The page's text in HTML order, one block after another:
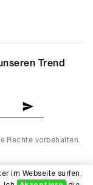
Rechte vorbehalten.
Trend
im Webseite surfen,